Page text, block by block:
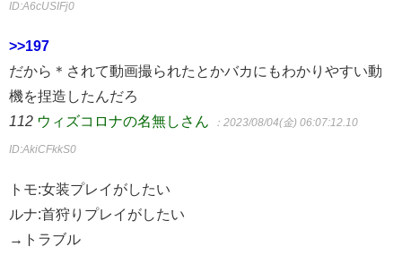
ID:A6cUSIFj0
>>197
だから＊されて動画撮られたとかバカにもわかりやすい動
機を捏造したんだろ
112 ウィズコロナの名無しさん ：2023/08/04(金) 06:07:12.10
ID:AkiCFkkS0
トモ:女装プレイがしたい
ルナ:首狩りプレイがしたい
→トラブル